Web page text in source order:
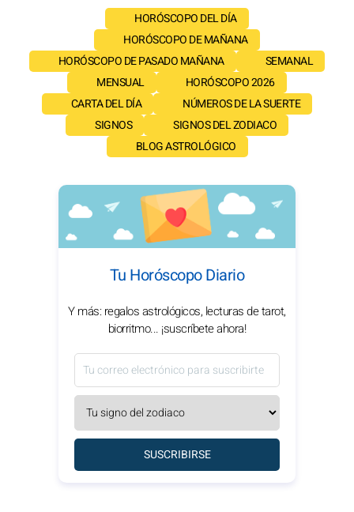
HORÓSCOPO DEL DÍA
HORÓSCOPO DE MAÑANA
HORÓSCOPO DE PASADO MAÑANA
SEMANAL
MENSUAL
HORÓSCOPO 2026
CARTA DEL DÍA
NÚMEROS DE LA SUERTE
SIGNOS
SIGNOS DEL ZODIACO
BLOG ASTROLÓGICO
Tu Horóscopo Diario
Y más: regalos astrológicos, lecturas de tarot,
biorritmo... ¡suscríbete ahora!
SUSCRIBIRSE